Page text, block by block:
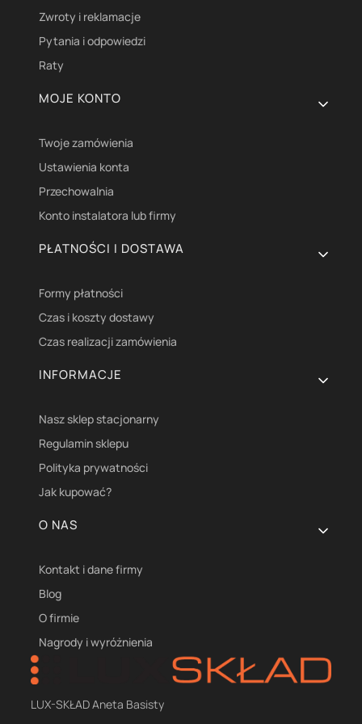
Zwroty i reklamacje
Pytania i odpowiedzi
Raty
MOJE KONTO
Twoje zamówienia
Ustawienia konta
Przechowalnia
Konto instalatora lub firmy
PŁATNOŚCI I DOSTAWA
Formy płatności
Czas i koszty dostawy
Czas realizacji zamówienia
INFORMACJE
Nasz sklep stacjonarny
Regulamin sklepu
Polityka prywatności
Jak kupować?
O NAS
Kontakt i dane firmy
Blog
O firmie
Nagrody i wyróżnienia
LUX-SKŁAD Aneta Basisty